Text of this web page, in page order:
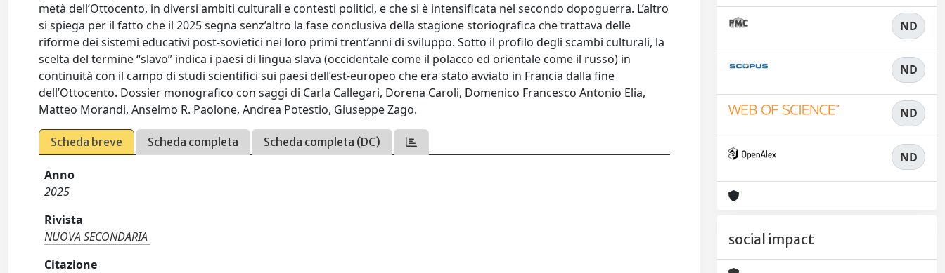
metà dell’Ottocento, in diversi ambiti culturali e contesti politici, e che si è intensificata nel secondo dopoguerra. L’altro
si spiega per il fatto che il 2025 segna senz’altro la fase conclusiva della stagione storiografica che trattava delle
riforme dei sistemi educativi post-sovietici nei loro primi trent’anni di sviluppo. Sotto il profilo degli scambi culturali, la
scelta del termine “slavo” indica i paesi di lingua slava (occidentale come il polacco ed orientale come il russo) in
continuità con il campo di studi scientifici sui paesi dell’est-europeo che era stato avviato in Francia dalla fine
dell’Ottocento. Dossier monografico con saggi di Carla Callegari, Dorena Caroli, Domenico Francesco Antonio Elia,
Matteo Morandi, Anselmo R. Paolone, Andrea Potestio, Giuseppe Zago.
Scheda breve Scheda completa Scheda completa (DC)
Anno
2025
Rivista
NUOVA SECONDARIA
Citazione
ND
ND
ND
ND
social impact